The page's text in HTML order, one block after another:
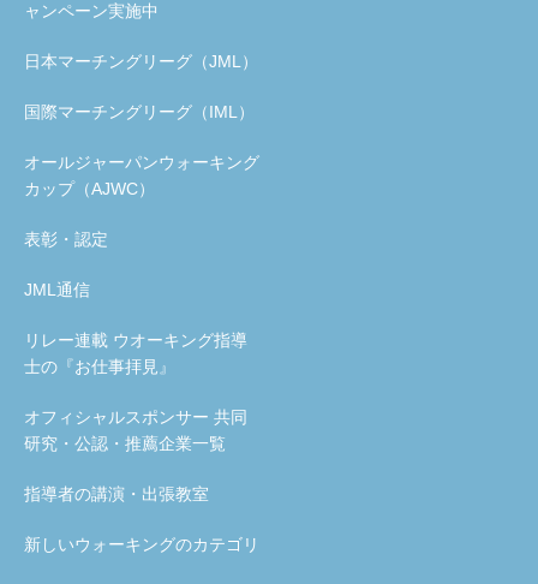
ャンペーン実施中
日本マーチングリーグ（JML）
国際マーチングリーグ（IML）
オールジャーパンウォーキング
カップ（AJWC）
表彰・認定
JML通信
リレー連載 ウオーキング指導
士の『お仕事拝見』
オフィシャルスポンサー 共同
研究・公認・推薦企業一覧
指導者の講演・出張教室
新しいウォーキングのカテゴリ